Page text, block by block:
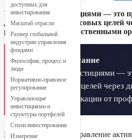
доступных для
инвестирования
Масштаб отрасли
Размер глобальной
индустрии управления
фондами
Философия, процесс и
люди
Нормативно-правовое
регулирование
Управляющие
инвестициями и
структуры портфелей
Стили инвестирования
Измерение
Управление инвестициями — это
достичь своих финансовых целей
регулируется государственными
📋 Краткое описание
Управление инвестициями —
инвестиционных целей через
высокой квалификации от
Профессиональное управление